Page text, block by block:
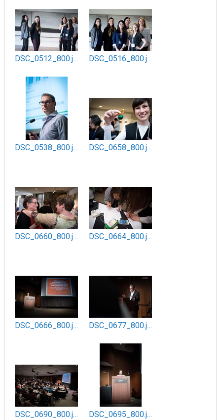
DSC_0512_800.jpg DSC_0516_800.jpg
DSC_0538_800.jpg DSC_0658_800.jpg
DSC_0660_800.jpg DSC_0664_800.jpg
DSC_0666_800.jpg DSC_0677_800.jpg
DSC_0690_800.jpg DSC_0695_800.jpg